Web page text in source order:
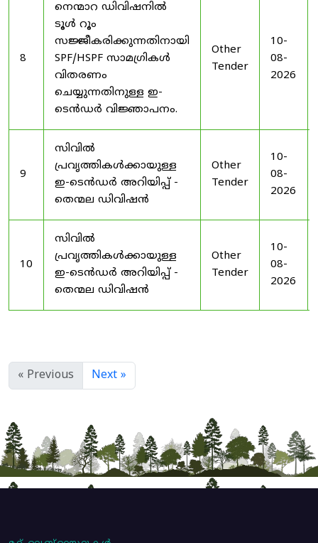
8
നെന്മാറ ഡിവിഷനിൽ
ടൂൾ റൂം
സജ്ജീകരിക്കുന്നതിനായി
SPF/HSPF സാമഗ്രികൾ
വിതരണം
ചെയ്യുന്നതിനുള്ള ഇ-
ടെൻഡർ വിജ്ഞാപനം.
Other
Tender
10-
08-
2026
9
സിവിൽ
പ്രവൃത്തികൾക്കായുള്ള
ഇ-ടെൻഡർ അറിയിപ്പ് -
തെന്മല ഡിവിഷൻ
Other
Tender
10-
08-
2026
10
സിവിൽ
പ്രവൃത്തികൾക്കായുള്ള
ഇ-ടെൻഡർ അറിയിപ്പ് -
തെന്മല ഡിവിഷൻ
Other
Tender
10-
08-
2026
« Previous Next »